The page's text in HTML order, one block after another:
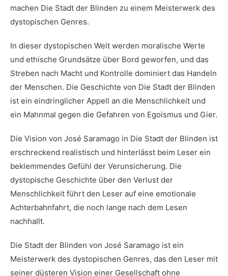
machen Die Stadt der Blinden zu einem Meisterwerk ⁤des
dystopischen ​Genres.
In‌ dieser dystopischen Welt werden moralische Werte
und⁣ ethische Grundsätze über ⁢Bord geworfen, und das
Streben nach Macht und Kontrolle dominiert das Handeln
der Menschen. Die Geschichte von ​Die Stadt ⁣der Blinden
ist ein eindringlicher Appell an die Menschlichkeit und
ein Mahnmal gegen die Gefahren von Egoismus und Gier.
Die Vision von José Saramago in Die ⁣Stadt der‍ Blinden ist
erschreckend realistisch und hinterlässt beim Leser ein⁣
beklemmendes Gefühl der Verunsicherung. Die
dystopische ​Geschichte über den Verlust der
Menschlichkeit führt den​ Leser ⁣auf eine emotionale
Achterbahnfahrt,⁢ die⁣ noch lange nach dem​ Lesen
nachhallt.
Die Stadt der Blinden von José Saramago ist ein
Meisterwerk des dystopischen Genres, das den ⁣Leser mit
seiner düsteren ⁤Vision einer Gesellschaft ohne